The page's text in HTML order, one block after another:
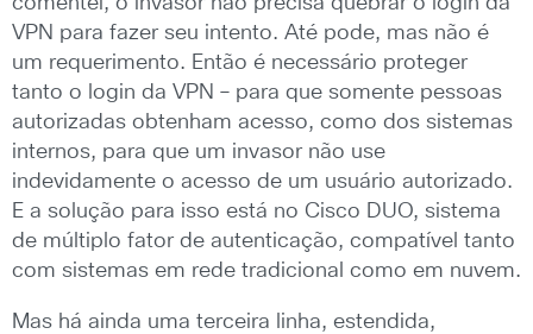
VPN para fazer seu intento. Até pode, mas não é
um requerimento. Então é necessário proteger
tanto o login da VPN – para que somente pessoas
autorizadas obtenham acesso, como dos sistemas
internos, para que um invasor não use
indevidamente o acesso de um usuário autorizado.
E a solução para isso está no Cisco DUO, sistema
de múltiplo fator de autenticação, compatível tanto
com sistemas em rede tradicional como em nuvem.
Mas há ainda uma terceira linha, estendida,